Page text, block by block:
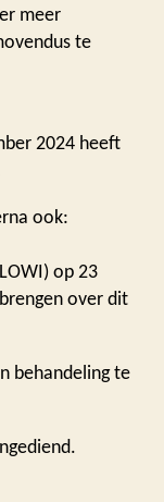
meer
te
2024 heeft
ook:
op 23
over dit
behandeling te